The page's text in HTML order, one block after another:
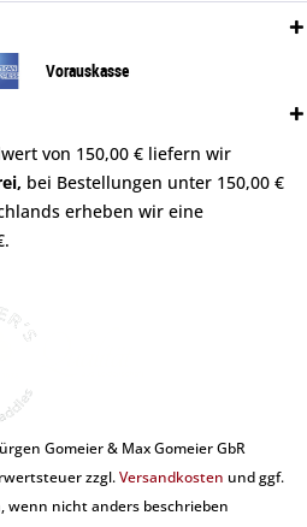
Vorauskasse
von 150,00 € liefern wir
bei Bestellungen unter 150,00 €
erheben wir eine
Gomeier & Max Gomeier GbR
zzgl.Versandkosten und ggf.
wenn nicht anders beschrieben